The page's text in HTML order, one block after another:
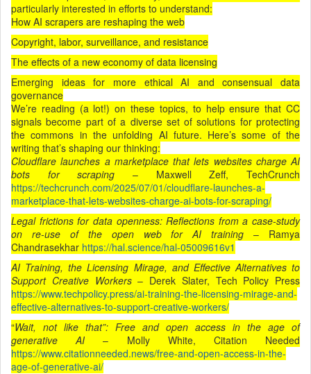
particularly interested in efforts to understand:
How AI scrapers are reshaping the web
Copyright, labor, surveillance, and resistance
The effects of a new economy of data licensing
Emerging ideas for more ethical AI and consensual data
governance
We’re reading (a lot!) on these topics, to help ensure that CC
signals become part of a diverse set of solutions for protecting
the commons in the unfolding AI future. Here’s some of the
writing that’s shaping our thinking:
Cloudflare launches a marketplace that lets websites charge AI
bots for scraping – Maxwell Zeff, TechCrunch
https://techcrunch.com/2025/07/01/cloudflare-launches-a-
marketplace-that-lets-websites-charge-ai-bots-for-scraping/
Legal frictions for data openness: Reflections from a case-study
on re-use of the open web for AI training – Ramya
Chandrasekhar https://hal.science/hal-05009616v1
AI Training, the Licensing Mirage, and Effective Alternatives to
Support Creative Workers– Derek Slater, Tech Policy Press
https://www.techpolicy.press/ai-training-the-licensing-mirage-and-
effective-alternatives-to-support-creative-workers/
“Wait, not like that”: Free and open access in the age of
generative AI – Molly White, Citation Needed
https://www.citationneeded.news/free-and-open-access-in-the-
age-of-generative-ai/